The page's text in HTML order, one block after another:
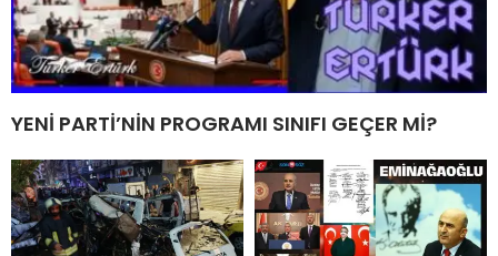
YENİ PARTİ’NİN PROGRAMI SINIFI GEÇER Mİ?